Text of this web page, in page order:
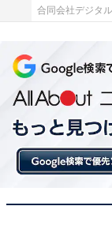
この速い流れ
に入ると早々と
が結果に影響し
ーナーを5番手
沈みました。
合同会社デジタ